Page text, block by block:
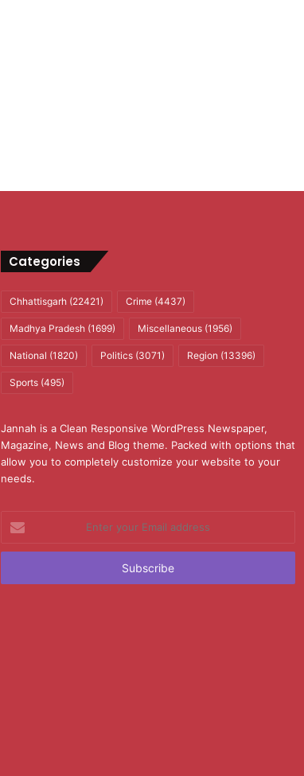
Categories
Chhattisgarh(22421) Crime(4437)
Madhya Pradesh(1699) Miscellaneous(1956)
National (1820) Politics(3071) Region (13396)
Sports(495)
Jannah is a Clean Responsive WordPress Newspaper,
Magazine, News and Blog theme. Packed with options that
allow you to completely customize your website to your
needs.
your
Email